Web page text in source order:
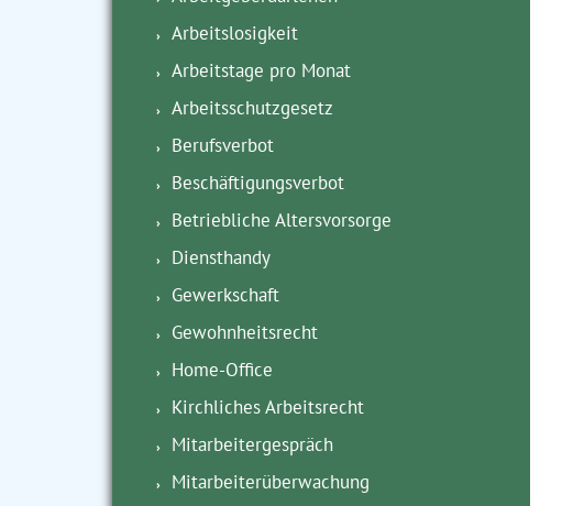
Arbeitslosigkeit
Arbeitstage pro Monat
Arbeitsschutzgesetz
Berufsverbot
Beschäftigungsverbot
Betriebliche Altersvorsorge
Diensthandy
Gewerkschaft
Gewohnheitsrecht
Home-Office
Kirchliches Arbeitsrecht
Mitarbeitergespräch
Mitarbeiterüberwachung